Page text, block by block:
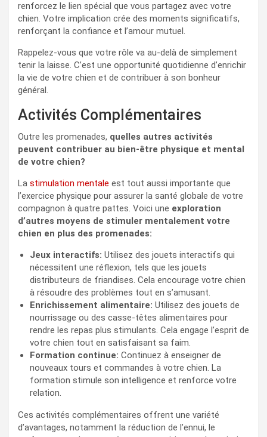
renforcez le lien spécial que vous partagez avec votre
chien. Votre implication crée des moments significatifs,
renforçant la confiance et l’amour mutuel.
Rappelez-vous que votre rôle va au-delà de simplement
tenir la laisse. C’est une opportunité quotidienne d’enrichir
la vie de votre chien et de contribuer à son bonheur
général.
Activités Complémentaires
Outre les promenades, quelles autres activités
peuvent contribuer au bien-être physique et mental
de votre chien?
La stimulation mentale est tout aussi importante que
l’exercice physique pour assurer la santé globale de votre
compagnon à quatre pattes. Voici une exploration
d’autres moyens de stimuler mentalement votre
chien en plus des promenades:
Jeux interactifs: Utilisez des jouets interactifs qui
nécessitent une réflexion, tels que les jouets
distributeurs de friandises. Cela encourage votre chien
à résoudre des problèmes tout en s’amusant.
Enrichissement alimentaire: Utilisez des jouets de
nourrissage ou des casse-têtes alimentaires pour
rendre les repas plus stimulants. Cela engage l’esprit de
votre chien tout en satisfaisant sa faim.
Formation continue: Continuez à enseigner de
nouveaux tours et commandes à votre chien. La
formation stimule son intelligence et renforce votre
relation.
Ces activités complémentaires offrent une variété
d’avantages, notamment la réduction de l’ennui, le